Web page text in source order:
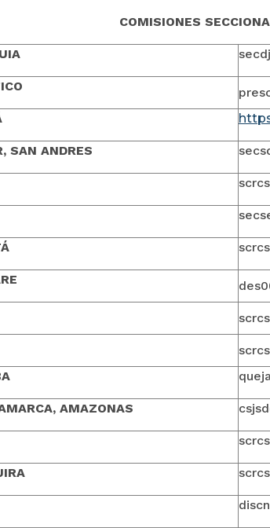
COMISIONES
SAN ANDRES
AMAZONAS